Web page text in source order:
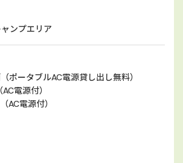
ャンプエリア
ポータブルAC電源貸し出し無料）
電源付）
AC電源付）